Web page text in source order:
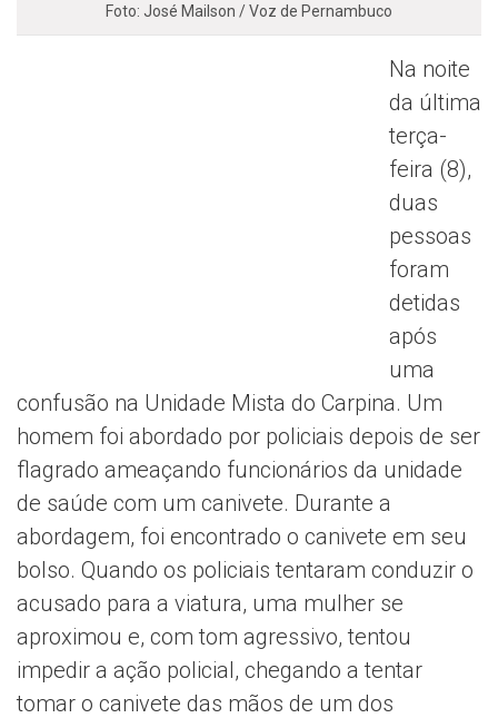
Foto: José Mailson / Voz de Pernambuco
Na noite
da última
terça-
feira (8),
duas
pessoas
foram
detidas
após
uma
confusão na Unidade Mista do Carpina. Um
homem foi abordado por policiais depois de ser
flagrado ameaçando funcionários da unidade
de saúde com um canivete. Durante a
abordagem, foi encontrado o canivete em seu
bolso. Quando os policiais tentaram conduzir o
acusado para a viatura, uma mulher se
aproximou e, com tom agressivo, tentou
impedir a ação policial, chegando a tentar
tomar o canivete das mãos de um dos